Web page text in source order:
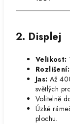
2. Displej
Velikost:
Rozlišení:
Jas: Až
světlých
Volitelně
Úzké
plochu.